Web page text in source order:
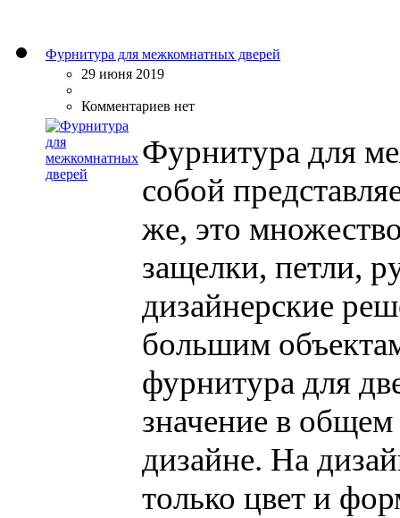
Фурнитура для межкомнатных дверей
29 июня 2019
Комментариев нет
Фурнитура для
собой
же, это
защелки, петли,
дизайнерские
большим
фурнитура для
значение в
дизайне. На
только цвет и